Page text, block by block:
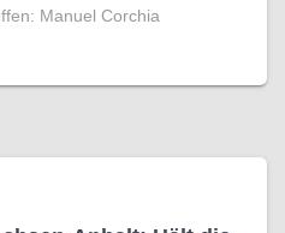
Manuel Corchia